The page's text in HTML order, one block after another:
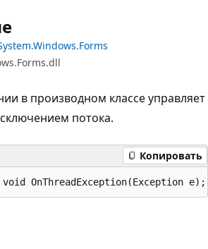
в производном классе управляет
потока.
Копировать
OnThreadException(Exception e);